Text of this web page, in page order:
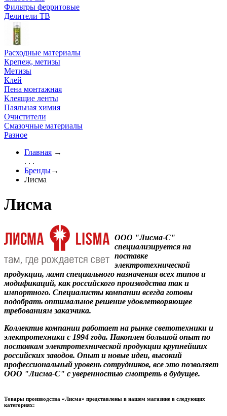
Фильтры ферритовые
Делители ТВ
Расходные материалы
Крепеж, метизы
Метизы
Клей
Пена монтажная
Клеящие ленты
Паяльная химия
Очистители
Смазочные материалы
Разное
Главная →
. . .
Бренды→
Лисма
Лисма
ООО "Лисма-С"
специализируется на
поставке
электротехнической
продукции, ламп специального назначения всех типов и
модификаций, как российского производства так и
импортного. Специалисты компании всегда готовы
подобрать оптимальное решение удовлетворяющее
требованиям заказчика.
Коллектив компании работает на рынке светотехники и
электротехники с 1994 года. Накоплен большой опыт по
поставкам электротехнической продукции крупнейших
российских заводов. Опыт и новые идеи, высокий
профессиональный уровень сотрудников, все это позволяет
ООО "Лисма-С" с уверенностью смотреть в будущее.
Товары производства «Лисма» представлены в нашем магазине в следующих
категориях: